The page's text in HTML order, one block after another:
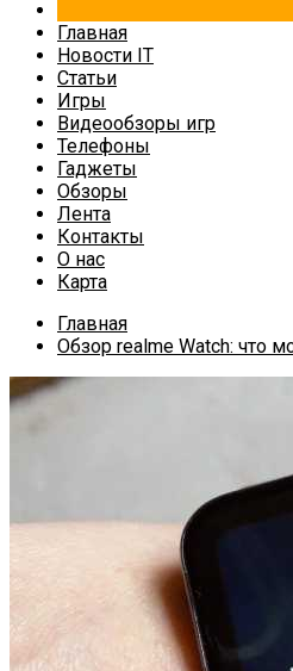
Главная
Новости IT
Статьи
Игры
Видеообзоры игр
Телефоны
Гаджеты
Обзоры
Лента
Контакты
О нас
Карта
Главная
Обзор realme Watch: что